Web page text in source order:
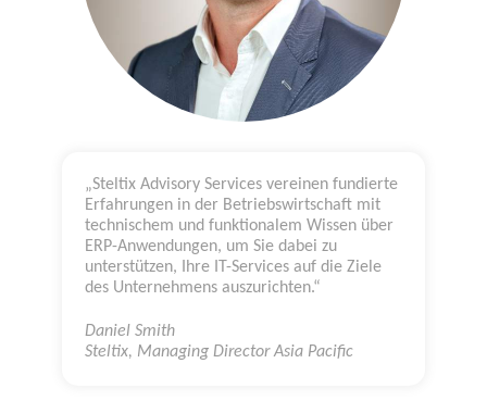
„Steltix Advisory Services vereinen fundierte
Erfahrungen in der Betriebswirtschaft mit
technischem und funktionalem Wissen über
ERP-Anwendungen, um Sie dabei zu
unterstützen, Ihre IT-Services auf die Ziele
des Unternehmens auszurichten.“
Daniel Smith
Steltix, Managing Director Asia Pacific